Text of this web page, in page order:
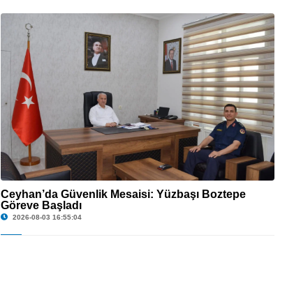
© Ceyhan’da Güvenlik Mesaisi: Yüzbaşı Boztepe Göreve Başladı
Ceyhan’da Güvenlik Mesaisi: Yüzbaşı Boztepe
Göreve Başladı
2026-08-03 16:55:04